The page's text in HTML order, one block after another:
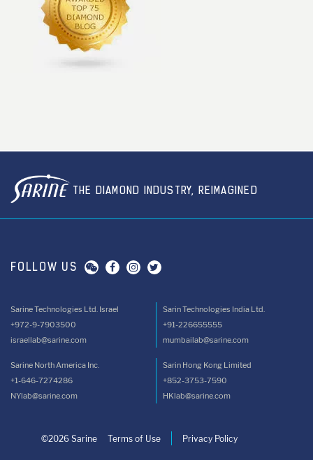
THE DIAMOND INDUSTRY, REIMAGINED
FOLLOW US
Sarine Technologies Ltd. Israel
+972-9-7903500
israellab@sarine.com
Sarin Technologies India Ltd.
+91-226655555
mumbailab@sarine.com
Sarine North America Inc.
+1-646-7274286
NYlab@sarine.com
Sarin Hong Kong Limited
+852-3753-7590
HKlab@sarine.com
©2026 Sarine Terms of Use Privacy Policy